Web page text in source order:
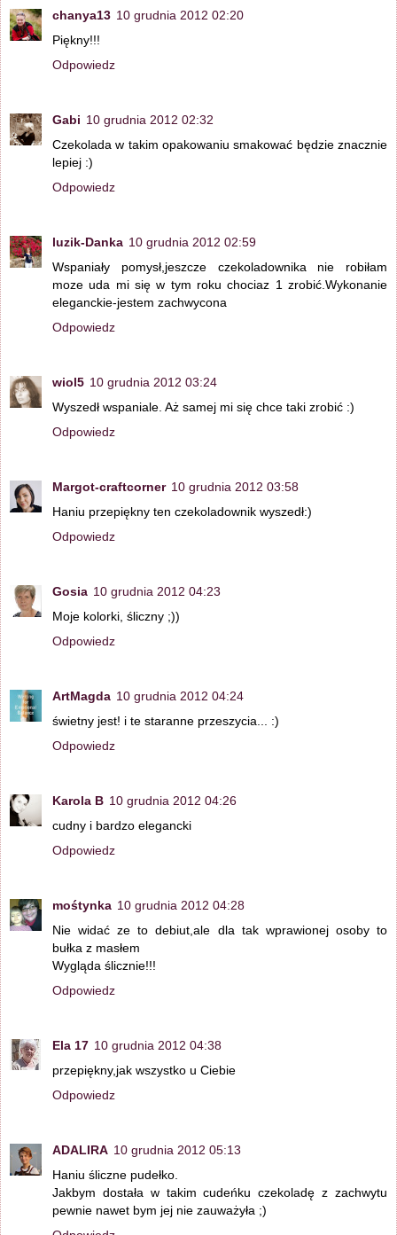
chanya13 10 grudnia 2012 02:20
Piękny!!!
Odpowiedz
Gabi 10 grudnia 2012 02:32
Czekolada w takim opakowaniu smakować będzie znacznie
lepiej :)
Odpowiedz
luzik-Danka 10 grudnia 2012 02:59
Wspaniały pomysł,jeszcze czekoladownika nie robiłam
moze uda mi się w tym roku chociaz 1 zrobić.Wykonanie
eleganckie-jestem zachwycona
Odpowiedz
wiol5 10 grudnia 2012 03:24
Wyszedł wspaniale. Aż samej mi się chce taki zrobić :)
Odpowiedz
Margot-craftcorner 10 grudnia 2012 03:58
Haniu przepiękny ten czekoladownik wyszedł:)
Odpowiedz
Gosia 10 grudnia 2012 04:23
Moje kolorki, śliczny ;))
Odpowiedz
ArtMagda 10 grudnia 2012 04:24
świetny jest! i te staranne przeszycia... :)
Odpowiedz
Karola B 10 grudnia 2012 04:26
cudny i bardzo elegancki
Odpowiedz
mośtynka 10 grudnia 2012 04:28
Nie widać ze to debiut,ale dla tak wprawionej osoby to
bułka z masłem
Wygląda ślicznie!!!
Odpowiedz
Ela 17 10 grudnia 2012 04:38
przepiękny,jak wszystko u Ciebie
Odpowiedz
ADALIRA 10 grudnia 2012 05:13
Haniu śliczne pudełko.
Jakbym dostała w takim cudeńku czekoladę z zachwytu
pewnie nawet bym jej nie zauważyła ;)